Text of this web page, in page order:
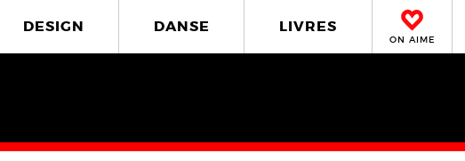
DESIGN DANSE LIVRES
ON AIME